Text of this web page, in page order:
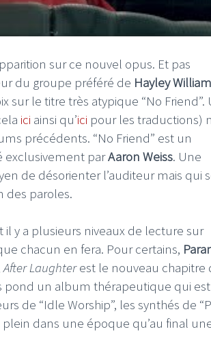
sur ce nouvel opus. Et pas
du groupe préféré de Hayley
sur le titre très atypique “No Friend”.
ici ainsi qu’ici pour les traductions)
précédents. “No Friend” est un
exclusivement parAaron Weiss. Une
de désorienter l’auditeur mais qui
des paroles.
y a plusieurs niveaux de lecture sur
chacun en fera. Pour certains,
After Laughterest le nouveau chapitre
pond un album thérapeutique qui
de “Idle Worship”, les synthés de
dans une époque qu’au final